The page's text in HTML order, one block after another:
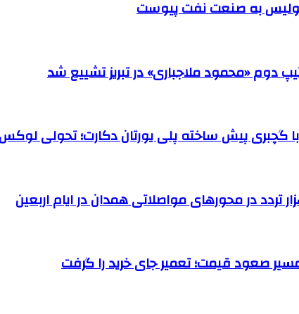
به صنعت نفت پیوست
دوم «محمود ملاجباری» در تبریز تشییع شد
با گچبری پیش ساخته پلی یورتان دکارت؛ تحولی
صعود قیمت؛ تعمیر جای خرید را گرفت